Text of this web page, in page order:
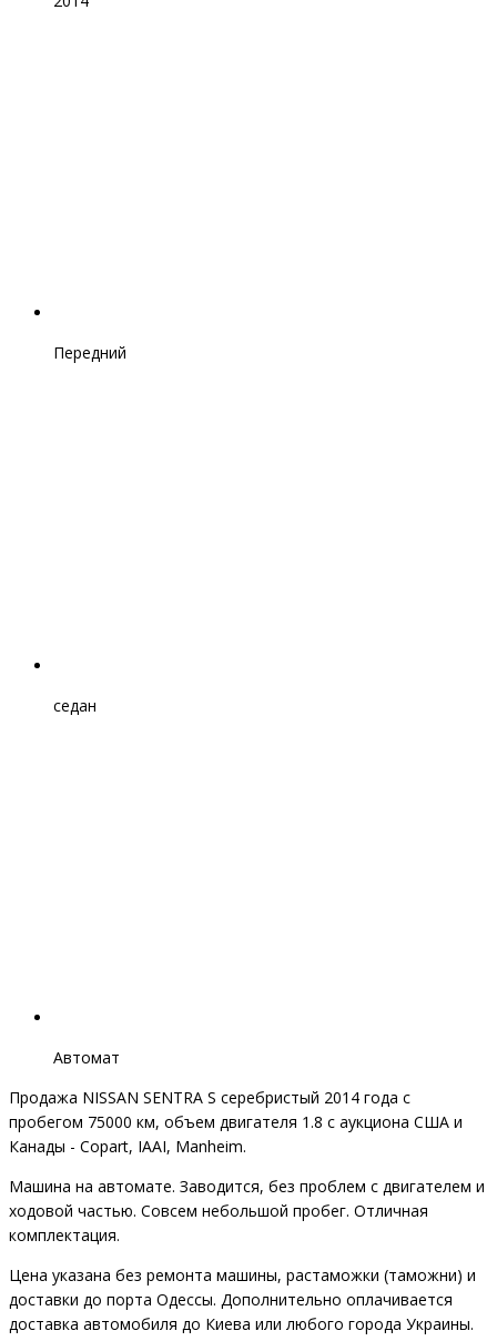
Передний
седан
Автомат
Продажа NISSAN SENTRA S серебристый 2014 года с
пробегом 75000 км, объем двигателя 1.8 с аукциона США и
Канады - Copart, IAAI, Manheim.
Машина на автомате. Заводится, без проблем с двигателем и
ходовой частью. Совсем небольшой пробег. Отличная
комплектация.
Цена указана без ремонта машины, растаможки (таможни) и
доставки до порта Одессы. Дополнительно оплачивается
доставка автомобиля до Киева или любого города Украины.